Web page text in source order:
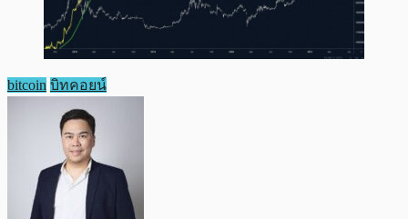
bitcoin บิทคอยน์